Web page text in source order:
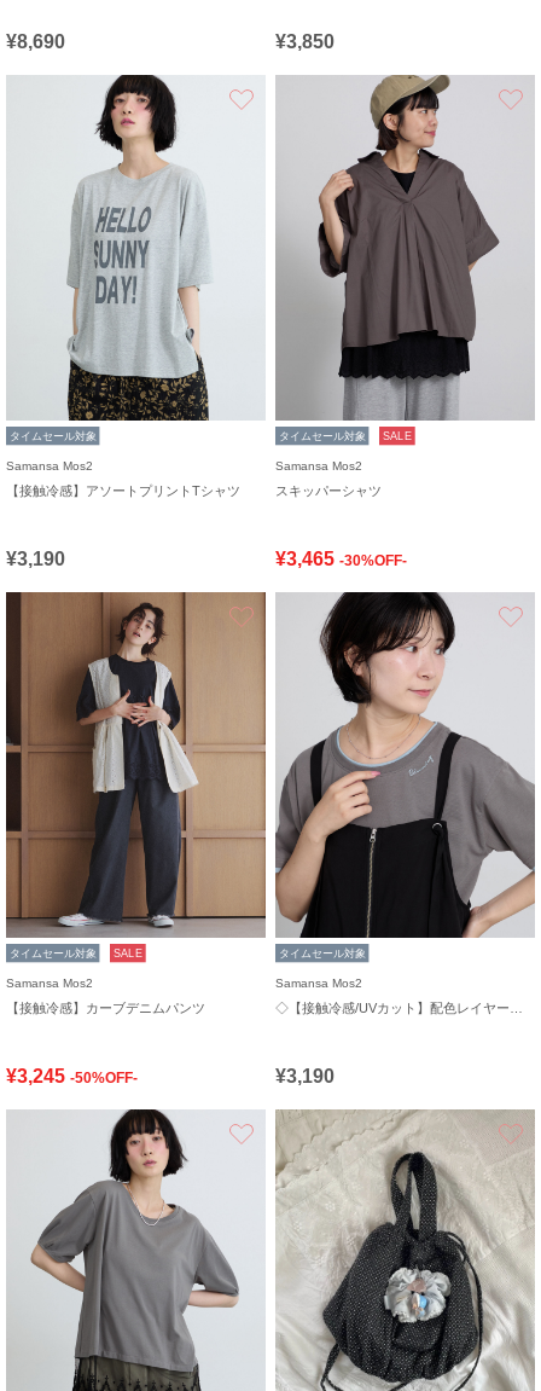
¥8,690 ¥3,850
タイムセール対象
Samansa Mos2
【接触冷感】アソートプリントTシャツ
¥3,190
タイムセール対象 SALE
Samansa Mos2
スキッパーシャツ
¥3,465 -30%OFF-
お気に入り
タイムセール対象 SALE
Samansa Mos2
【接触冷感】カーブデニムパンツ
¥3,245 -50%OFF-
タイムセール対象
Samansa Mos2
¥3,190
お気に入り